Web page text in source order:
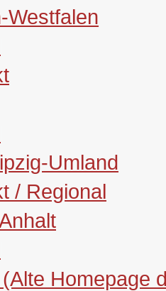
Westfalen
Umland
/ Regional
Homepage